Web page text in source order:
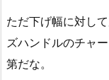
ただ下げ幅に対し
ズハンドルのチャ
第だな。